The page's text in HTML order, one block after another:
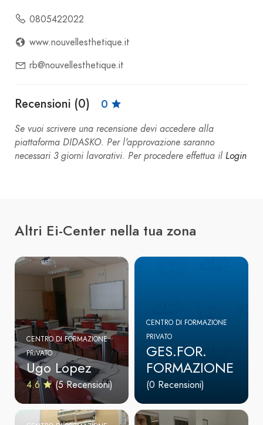
0805422022
www.nouvellesthetique.it
rb@nouvellesthetique.it
Recensioni (0) 0
Se vuoi scrivere una recensione devi accedere alla
piattaforma DIDASKO. Per l'approvazione saranno
necessari 3 giorni lavorativi. Per procedere effettua il Login
Altri Ei-Center nella tua zona
CENTRO DI FORMAZIONE
PRIVATO
Ugo Lopez
4.6 (5 Recensioni)
CENTRO DI FORMAZIONE
PRIVATO
GES.FOR.
FORMAZIONE
(0 Recensioni)